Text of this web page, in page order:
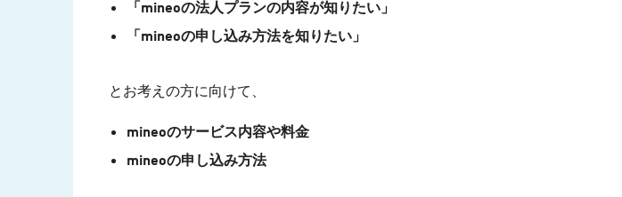
「mineoの法人プランの内容が知りたい」
「mineoの申し込み方法を知りたい」
とお考えの方に向けて、
mineoのサービス内容や料金
mineoの申し込み方法